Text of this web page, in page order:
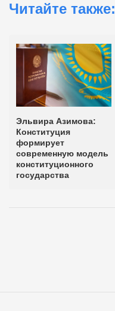
Читайте также:
Эльвира Азимова:
Конституция
формирует
современную модель
конституционного
государства